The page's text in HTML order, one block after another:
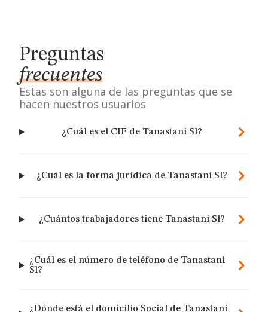
Preguntas
frecuentes
Estas son alguna de las preguntas que se
hacen nuestros usuarios
¿Cuál es el CIF de Tanastani Sl?
¿Cuál es la forma jurídica de Tanastani Sl?
¿Cuántos trabajadores tiene Tanastani Sl?
¿Cuál es el número de teléfono de Tanastani
Sl?
¿Dónde está el domicilio Social de Tanastani